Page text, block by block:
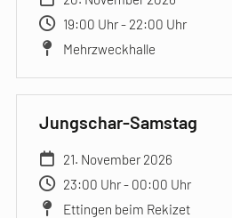
19:00 Uhr - 22:00 Uhr
Mehrzweckhalle
Jungschar-Samstag
21. November 2026
23:00 Uhr - 00:00 Uhr
Ettingen beim Rekizet